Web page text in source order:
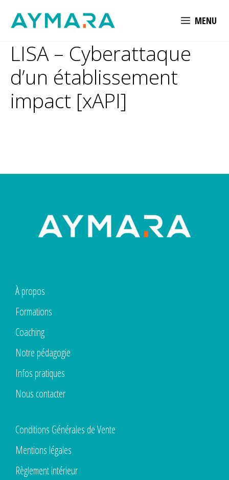
MENU
LISA – Cyberattaque
d’un établissement
impact [xAPI]
À propos
Formations
Coaching
Notre pédagogie
Infos pratiques
Nous contacter
Conditions Générales de Vente
Mentions légales
Règlement intérieur